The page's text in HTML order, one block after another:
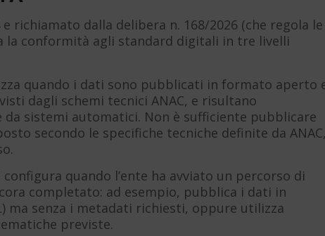
richiamato dalla delibera n. 168/2026 (che regola le
la conformità agli standard digitali in tre livelli
quando i dati sono pubblicati in formato aperto
dagli schemi tecnici ANAC, e risultano
sistemi automatici. Non è sufficiente pubblicare
secondo le specifiche tecniche definite da
configura quando l’ente ha avviato un percorso di
completato: ad esempio, pubblica i dati in
ma senza i metadati richiesti, oppure utilizza
previste.